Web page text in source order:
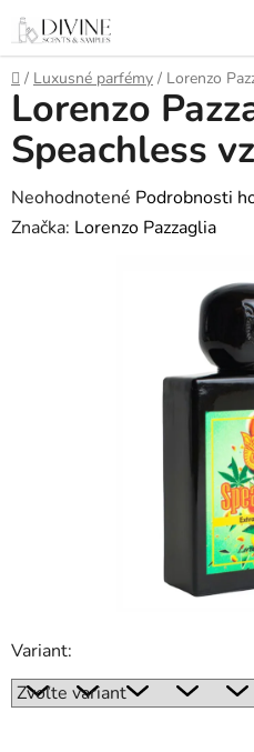
Prejsť
obsah
Domov
/ Luxusné parfémy / Lorenzo
Variant:
Lorenzo
Speachless
Priemerné
hodnotenie
Neohodnotené Podrobnosti
Značka: Lorenzo Pazzaglia